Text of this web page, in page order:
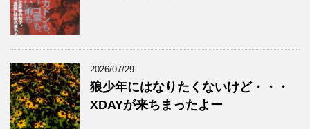
2026/07/29
狼少年にはなりたくないけど・・・
XDAYが来ちまったよー